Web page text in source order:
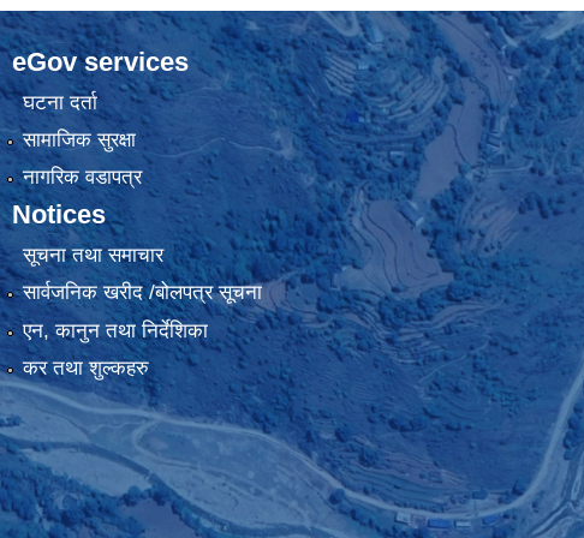
eGov services
घटना दर्ता
सामाजिक सुरक्षा
नागरिक वडापत्र
Notices
सूचना तथा समाचार
सार्वजनिक खरीद /बोलपत्र सूचना
एन, कानुन तथा निर्देशिका
कर तथा शुल्कहरु